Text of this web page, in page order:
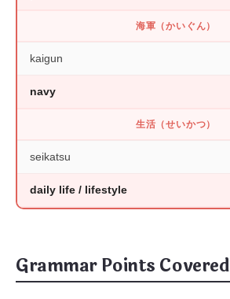
海軍（かいぐん）
kaigun
navy
生活（せいかつ）
seikatsu
daily life / lifestyle
Grammar Points Covered